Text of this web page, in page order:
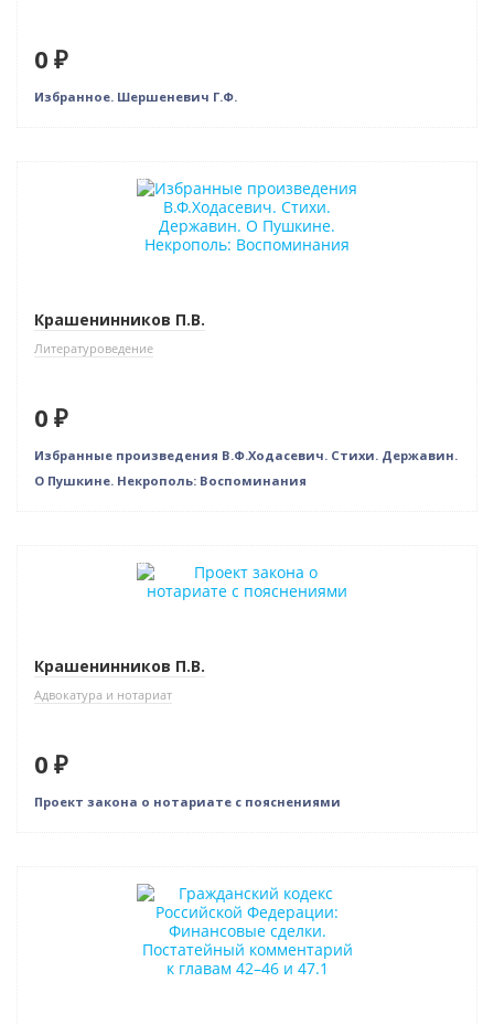
0 ₽
Избранное. Шершеневич Г.Ф.
Нет в наличии
Крашенинников П.В.
Литературоведение
0 ₽
Избранные произведения В.Ф.Ходасевич. Стихи. Державин.
О Пушкине. Некрополь: Воспоминания
Нет в наличии
Крашенинников П.В.
Адвокатура и нотариат
0 ₽
Проект закона о нотариате с пояснениями